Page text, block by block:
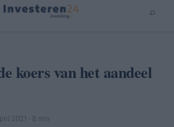
⌕
koers van het aandeel
2021 · 8 min